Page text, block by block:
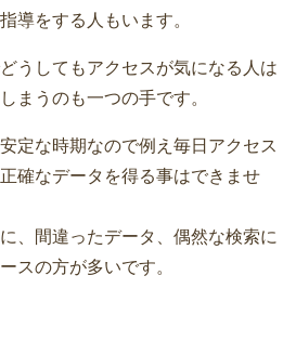
導をする人もいます。
うしてもアクセスが気になる人は
まうのも一つの手です。
定な時期なので例え毎日アクセス
確なデータを得る事はできませ
、間違ったデータ、偶然な検索に
スの方が多いです。